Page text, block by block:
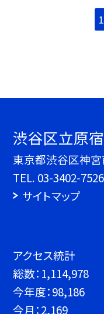
1
渋谷区立原
東京都渋谷区神
TEL. 03-3402-7526
サイトマップ
アクセス統計
総数： 1,114,978
今年度：98,186
今月：2,169